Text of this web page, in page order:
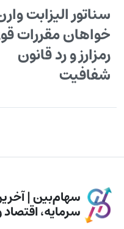
سناتور الیزابت
خواهان مقررات
رمزارز و رد قانون
شفافیت
سهام‌بین |
سرمایه، اقتصاد